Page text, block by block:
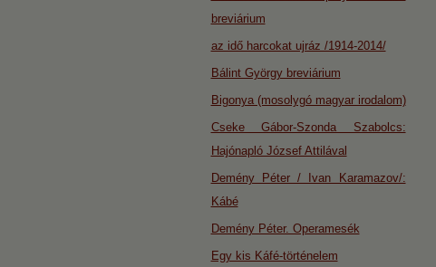
breviárium
az idő harcokat ujráz /1914-2014/
Bálint György breviárium
Bigonya (mosolygó magyar irodalom)
Cseke Gábor-Szonda Szabolcs:
Hajónapló József Attilával
Demény Péter / Ivan Karamazov/:
Kábé
Demény Péter. Operamesék
Egy kis Káfé-történelem